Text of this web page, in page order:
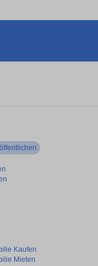
Kaufen
Mieten